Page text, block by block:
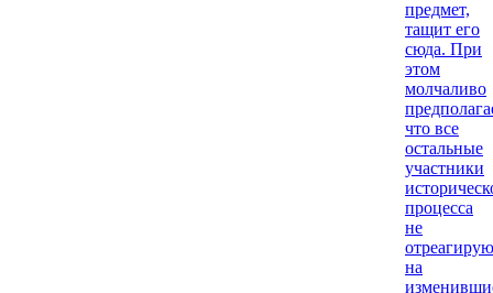
предмет,
тащит его
сюда. При
этом
молчаливо
что все
остальные
участники
процесса
не
на